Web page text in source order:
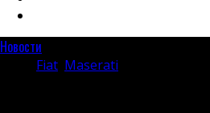
Новости
Fiat Maserati